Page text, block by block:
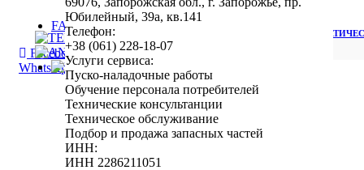
FAQs
Facebook
Twitter Одноклассники
WhatsApp
ВК Telegram
КОМПО
Юбилейный, 39а, кв.141
Телефон:
+38 (061) 228-18-07
Услуги сервиса:
Пуско-наладочные работы
Обучение персонала потребителей
Технические консультанции
Техническое обслуживание
Подбор и продажа запасных частей
ИНН:
ИНН 2286211051